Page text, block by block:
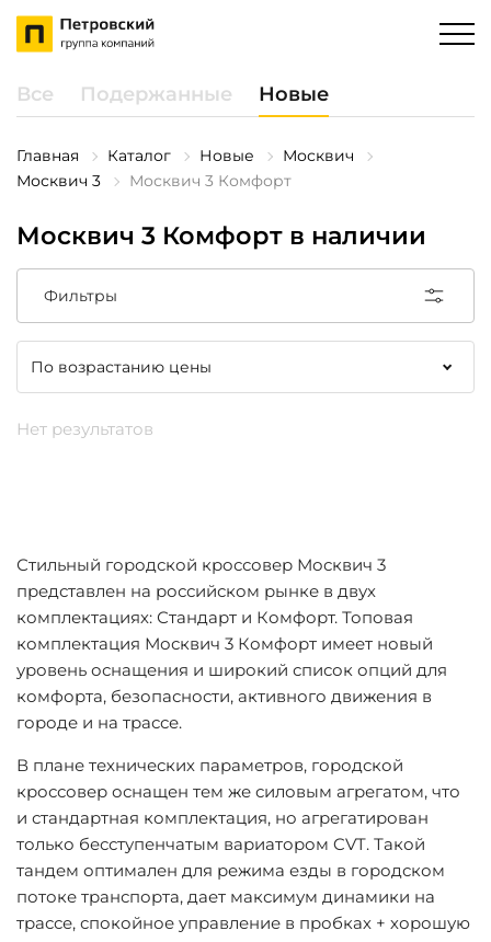
Все Подержанные Новые
Главная Каталог Новые
Москвич
Москвич 3
Москвич 3 Комфорт
Москвич 3 Комфорт в наличии
Фильтры
Нет результатов
Стильный городской кроссовер Москвич 3
представлен на российском рынке в двух
комплектациях: Стандарт и Комфорт. Топовая
комплектация Москвич 3 Комфорт имеет новый
уровень оснащения и широкий список опций для
комфорта, безопасности, активного движения в
городе и на трассе.
В плане технических параметров, городской
кроссовер оснащен тем же силовым агрегатом, что
и стандартная комплектация, но агрегатирован
только бесступенчатым вариатором CVT. Такой
тандем оптимален для режима езды в городском
потоке транспорта, дает максимум динамики на
трассе, спокойное управление в пробках + хорошую